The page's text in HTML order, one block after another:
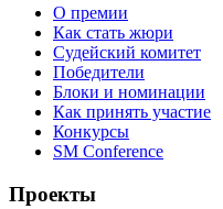
О премии
Как стать жюри
Судейский комитет
Победители
Блоки и номинации
Как принять участие
Конкурсы
SM Conference
Проекты